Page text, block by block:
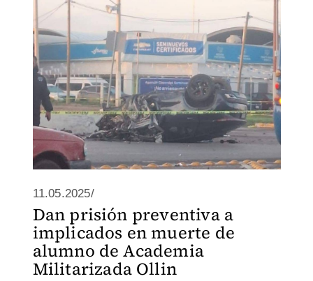
11.05.2025/
Dan prisión preventiva a
implicados en muerte de
alumno de Academia
Militarizada Ollin